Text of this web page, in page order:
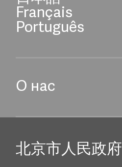
Français
Português
О нас
北京市人民政府